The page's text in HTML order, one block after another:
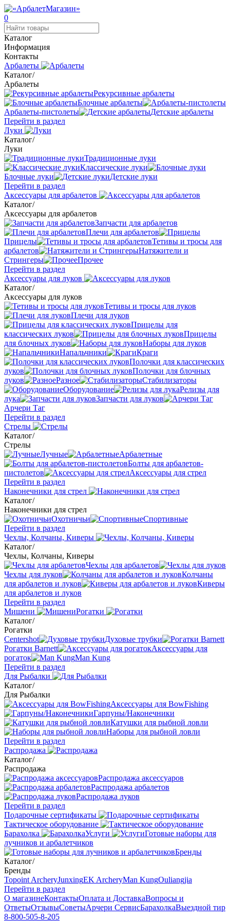
0
Каталог
Информация
Контакты
Арбалеты
Каталог/
Арбалеты
Рекурсивные арбалеты
Блочные арбалеты
Арбалеты-пистолеты
Детские арбалеты
Перейти в раздел
Луки
Каталог/
Луки
Традиционные луки
Классические луки
Блочные луки
Детские луки
Перейти в раздел
Аксессуары для арбалетов
Каталог/
Аксессуары для арбалетов
Запчасти для арбалетов
Плечи для арбалетов
Прицелы
Тетивы и тросы для
арбалетов
Натяжители и
Стрингеры
Прочее
Перейти в раздел
Аксессуары для луков
Каталог/
Аксессуары для луков
Тетивы и тросы для луков
Плечи для луков
Прицелы для
классических луков
Прицелы
для блочных луков
Наборы для луков
Напальчники
Краги
Полочки для классических
луков
Полочки для блочных
луков
Разное
Стабилизаторы
Оборудование
Релизы для
лука
Запчасти для луков
Арчери Таг
Перейти в раздел
Стрелы
Каталог/
Стрелы
Лучные
Арбалетные
Болты для арбалетов-
пистолетов
Аксессуары для стрел
Перейти в раздел
Наконечники для стрел
Каталог/
Наконечники для стрел
Охотничьи
Спортивные
Перейти в раздел
Чехлы, Колчаны, Киверы
Каталог/
Чехлы, Колчаны, Киверы
Чехлы для арбалетов
Чехлы для луков
Колчаны
для арбалетов и луков
Киверы
для арбалетов и луков
Перейти в раздел
Мишени
Рогатки
Каталог/
Рогатки
Centershot
Духовые трубки
Рогатки Barnett
Аксессуары для
рогаток
Man Kung
Перейти в раздел
Для Рыбалки
Каталог/
Для Рыбалки
Аксессуары для BowFishing
Гарпуны/Наконечники
Катушки для рыбной ловли
Наборы для рыбной ловли
Перейти в раздел
Распродажа
Каталог/
Распродажа
Распродажа аксессуаров
Распродажа арбалетов
Распродажа луков
Перейти в раздел
Подарочные сертификаты
Тактическое оборудование
Барахолка
Услуги
Готовые наборы для
лучников и арбалетчиков
Бренды
Каталог/
Бренды
Topoint ArcheryJunxingEK ArcheryMan KungOuliangjia
Перейти в раздел
О магазинеКонтактыОплата и ДоставкаВопросы и
ОтветыОтзывыСоветыАрчери СервисБарахолкаВыездной тир
8-800-505-8-205